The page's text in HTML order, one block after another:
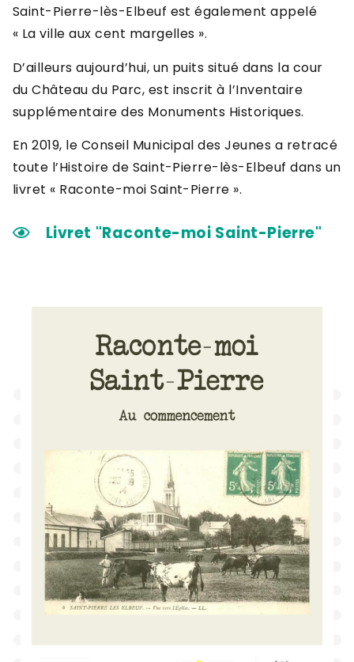
Saint-Pierre-lès-Elbeuf est également appelé
« La ville aux cent margelles ».
D’ailleurs aujourd’hui, un puits situé dans la cour
du Château du Parc, est inscrit à l’Inventaire
supplémentaire des Monuments Historiques.
En 2019, le Conseil Municipal des Jeunes a retracé
toute l’Histoire de Saint-Pierre-lès-Elbeuf dans un
livret « Raconte-moi Saint-Pierre ».
Livret "Raconte-moi Saint-Pierre"